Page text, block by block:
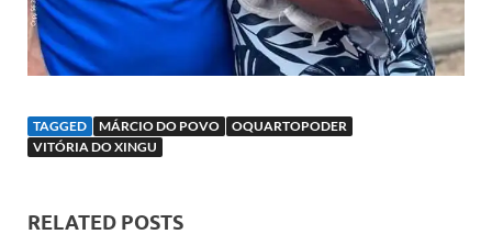
TAGGED MÁRCIO DO POVO
OQUARTOPODER
VITÓRIA DO XINGU
RELATED POSTS